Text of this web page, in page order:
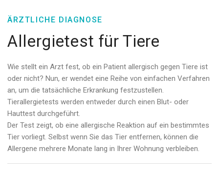
ÄRZTLICHE DIAGNOSE
Allergietest für Tiere
Wie stellt ein Arzt fest, ob ein Patient allergisch gegen Tiere ist
oder nicht? Nun, er wendet eine Reihe von einfachen Verfahren
an, um die tatsächliche Erkrankung festzustellen.
Tierallergietests werden entweder durch einen Blut- oder
Hauttest durchgeführt.
Der Test zeigt, ob eine allergische Reaktion auf ein bestimmtes
Tier vorliegt. Selbst wenn Sie das Tier entfernen, können die
Allergene mehrere Monate lang in Ihrer Wohnung verbleiben.